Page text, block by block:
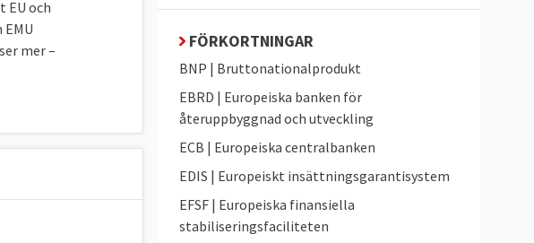
än
procent av
sprida
hota hela
och
mer –
FÖRKORTNINGAR
BNP | Bruttonationalprodukt
EBRD | Europeiska banken för
återuppbyggnad och utveckling
ECB | Europeiska centralbanken
EDIS | Europeiskt insättningsgarantisystem
EFSF | Europeiska finansiella
stabiliseringsfaciliteten